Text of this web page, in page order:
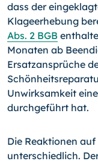
dass der
Klageerhebung
Abs. 2 BGB
Monaten ab
Ersatzansprüche
Unwirksamkeit
durchgeführt hat.
Die Reaktionen
unterschiedlich.